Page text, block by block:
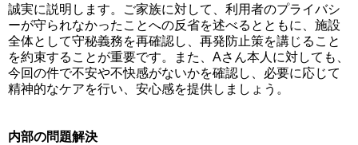
誠実に説明します。ご家族に対して、利用者のプライバシ
ーが守られなかったことへの反省を述べるとともに、施設
全体として守秘義務を再確認し、再発防止策を講じること
を約束することが重要です。また、Aさん本人に対しても、
今回の件で不安や不快感がないかを確認し、必要に応じて
精神的なケアを行い、安心感を提供しましょう。
内部の問題解決